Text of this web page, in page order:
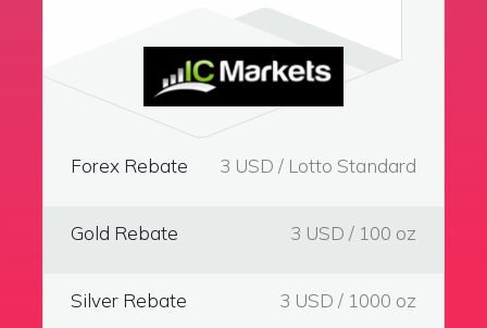
Forex Rebate 3 USD / Lotto Standard
Gold Rebate 3 USD / 100 oz
Silver Rebate 3 USD / 1000 oz